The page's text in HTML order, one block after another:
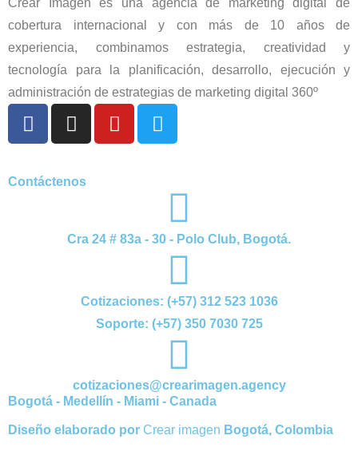
Crear Imagen es una agencia de marketing digital de
cobertura internacional y con más de 10 años de
experiencia, combinamos estrategia, creatividad y
tecnología para la planificación, desarrollo, ejecución y
administración de estrategias de marketing digital 360º
Contáctenos
Cra 24 # 83a - 30 - Polo Club, Bogotá.
Cotizaciones: (+57) 312 523 1036
Soporte: (+57) 350 7030 725
cotizaciones@crearimagen.agency
Bogotá - Medellín - Miami - Canada
Diseño elaborado por Crear imagen Bogotá, Colombia